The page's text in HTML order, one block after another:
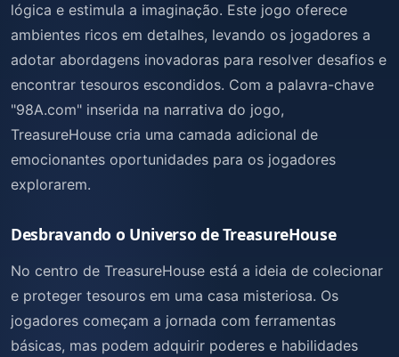
lógica e estimula a imaginação. Este jogo oferece
ambientes ricos em detalhes, levando os jogadores a
adotar abordagens inovadoras para resolver desafios e
encontrar tesouros escondidos. Com a palavra-chave
"98A.com" inserida na narrativa do jogo,
TreasureHouse cria uma camada adicional de
emocionantes oportunidades para os jogadores
explorarem.
Desbravando o Universo de TreasureHouse
No centro de TreasureHouse está a ideia de colecionar
e proteger tesouros em uma casa misteriosa. Os
jogadores começam a jornada com ferramentas
básicas, mas podem adquirir poderes e habilidades